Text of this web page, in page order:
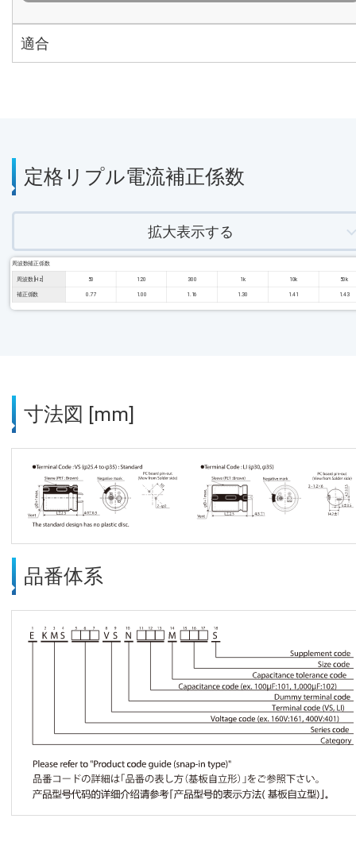
適合
定格リプル電流補正係数
拡大表示する
周波数補正係数
周波数 [Hz] 50 120 300 1k 10k 50k
補正係数 0.77 1.00 1.16 1.30 1.41 1.43
寸法図 [mm]
品番体系